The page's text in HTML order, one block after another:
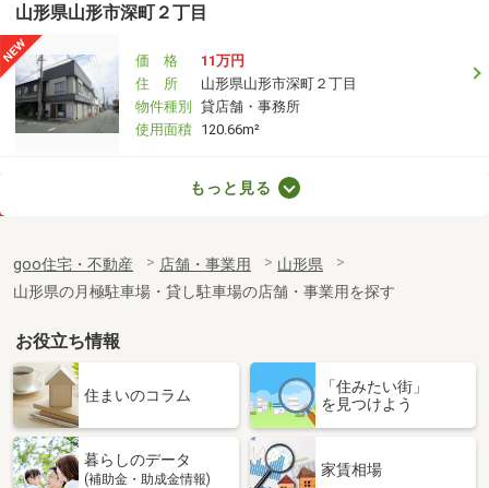
山形県山形市深町２丁目
価 格
11万円
住 所
山形県山形市深町２丁目
物件種別
貸店舗・事務所
使用面積 120.66m²
山形県山形市七日町３丁目
物件種別 貸店舗（建物一部）
使用面積 105.78m²
山形県山形市高堂
価 格
13.20万円
山形県山形市高堂
物件種別 貸店舗（建物一部）
使用面積
90.64m²
もっと見る
goo住宅・不動産 店舗・事業用
山形県
山形県の月極駐車場・貸し駐車場の店舗・事業用を探す
お役立ち情報
住まいのコラム
「住みたい街」
を見つけよう
暮らしのデータ
(補助金・助成金情報)
家賃相場